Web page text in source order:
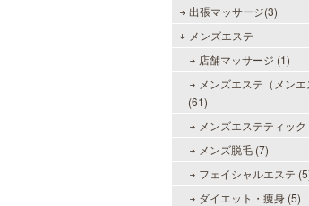
出張マッサージ(3)
メンズエステ
店舗マッサージ (1)
メンズエステ（メンエ
(61)
メンズエステティック
メンズ脱毛 (7)
フェイシャルエステ
ダイエット・痩身 (5)